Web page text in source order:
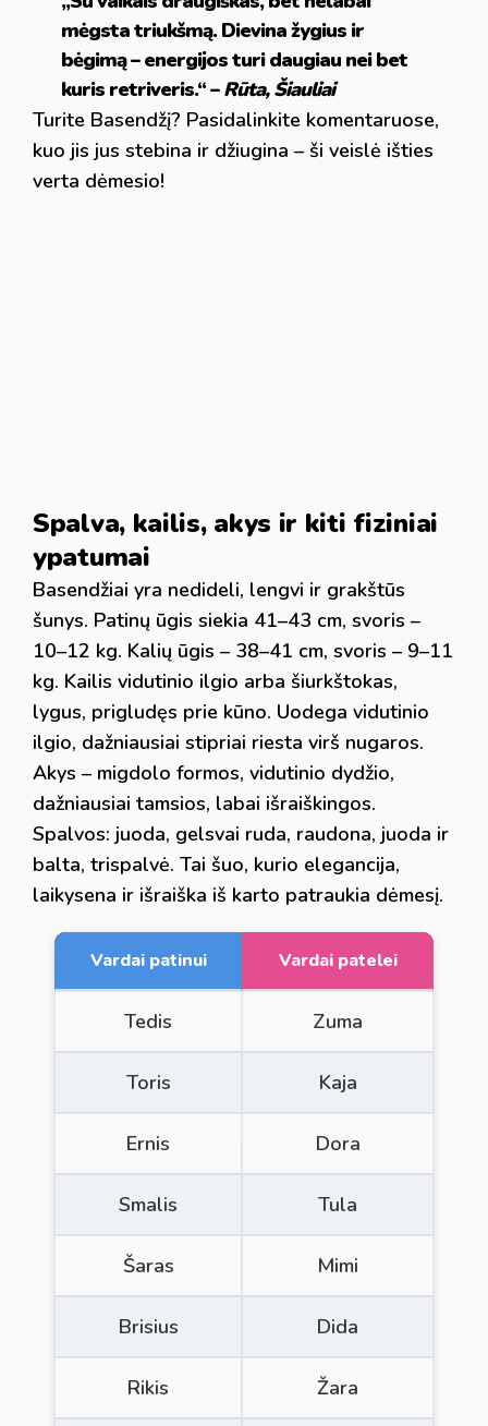
mėgsta triukšmą. Dievina žygius ir
bėgimą – energijos turi daugiau nei bet
kuris retriveris.“ –Rūta, Šiauliai
Turite Basendžį? Pasidalinkite komentaruose,
kuo jis jus stebina ir džiugina – ši veislė išties
verta dėmesio!
Spalva, kailis, akys ir kiti fiziniai
ypatumai
Basendžiai yra nedideli, lengvi ir grakštūs
šunys. Patinų ūgis siekia 41–43 cm, svoris –
10–12 kg. Kalių ūgis – 38–41 cm, svoris – 9–11
kg. Kailis vidutinio ilgio arba šiurkštokas,
lygus, prigludęs prie kūno. Uodega vidutinio
ilgio, dažniausiai stipriai riesta virš nugaros.
Akys – migdolo formos, vidutinio dydžio,
dažniausiai tamsios, labai išraiškingos.
Spalvos: juoda, gelsvai ruda, raudona, juoda ir
balta, trispalvė. Tai šuo, kurio elegancija,
laikysena ir išraiška iš karto patraukia dėmesį.
Vardai patinui Vardai patelei
Tedis Zuma
Toris Kaja
Ernis Dora
Smalis Tula
Šaras Mimi
Brisius Dida
Rikis Žara